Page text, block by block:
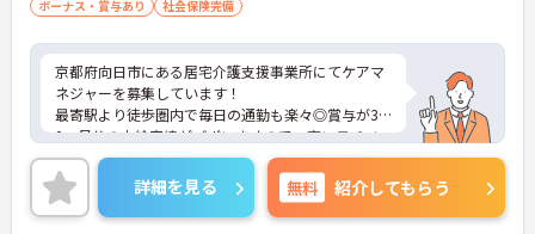
ボーナス・賞与あり
社会保険完備
京都府向日市にある居宅介護支援事業所にてケアマ
ネジャーを募集しています！
最寄駅より徒歩圏内で毎日の通勤も楽々◎賞与が3.0
0ヶ月分の支給実績がございますので、高いモチベ
ーションを保ってご就業頂けます♪
ご興味のある方には、面接対策ポイントなど、さら
に詳細をお話しいたしますのでお気軽にご相談くだ
さい！
詳細を見る 無料 紹介してもらう